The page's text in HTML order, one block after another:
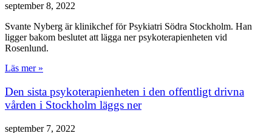
september 8, 2022
Svante Nyberg är klinikchef för Psykiatri Södra Stockholm. Han
ligger bakom beslutet att lägga ner psykoterapienheten vid
Rosenlund.
Läs mer »
Den sista psykoterapienheten i den offentligt drivna
vården i Stockholm läggs ner
september 7, 2022